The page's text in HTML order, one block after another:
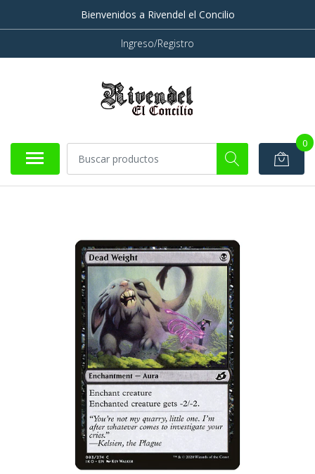
Bienvenidos a Rivendel el Concilio
Ingreso/Registro
0